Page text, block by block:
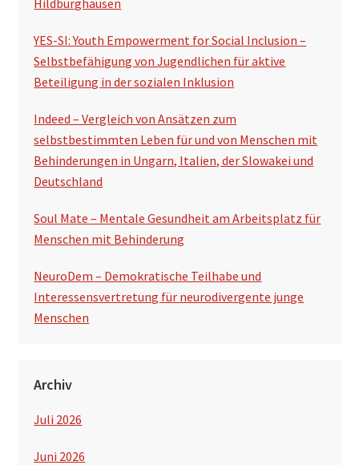
YES-SI: Youth Empowerment for Social Inclusion –
Selbstbefähigung von Jugendlichen für aktive
Beteiligung in der sozialen Inklusion
Indeed – Vergleich von Ansätzen zum
selbstbestimmten Leben für und von Menschen mit
Behinderungen in Ungarn, Italien, der Slowakei und
Deutschland
Soul Mate – Mentale Gesundheit am Arbeitsplatz für
Menschen mit Behinderung
NeuroDem – Demokratische Teilhabe und
Interessensvertretung für neurodivergente junge
Menschen
Archiv
Juli 2026
Juni 2026